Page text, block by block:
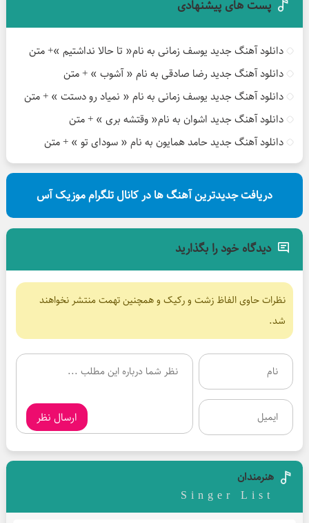
پست های پیشنهادی
دانلود آهنگ جدید یوسف زمانی به نام« تا حالا نداشتیم »+ متن
دانلود آهنگ جدید رضا صادقی به نام « آشوب » + متن
دانلود آهنگ جدید یوسف زمانی به نام « نمیاد رو دستت » + متن
دانلود آهنگ جدید اشوان به نام« وقتشه بری » + متن
دانلود آهنگ جدید حامد همایون به نام « سودای تو » + متن
دریافت جدیدترین آهنگ ها در کانال تلگرام موزیک آس
دیدگاه خود را بگذارید
نظرات حاوی الفاظ زشت و رکیک و همچنین تهمت منتشر نخواهند
شد.
ارسال نظر
هنرمندان
Singer List